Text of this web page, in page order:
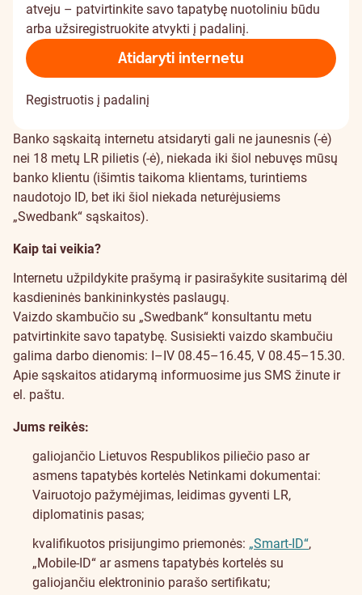
atveju – patvirtinkite savo tapatybę nuotoliniu būdu
arba užsiregistruokite atvykti į padalinį.
Atidaryti internetu
Registruotis į padalinį
Banko sąskaitą internetu atsidaryti gali ne jaunesnis (-ė)
nei 18 metų LR pilietis (-ė), niekada iki šiol nebuvęs mūsų
banko klientu (išimtis taikoma klientams, turintiems
naudotojo ID, bet iki šiol niekada neturėjusiems
„Swedbank“ sąskaitos).
Kaip tai veikia?
Internetu užpildykite prašymą ir pasirašykite susitarimą dėl
kasdieninės bankininkystės paslaugų.
Vaizdo skambučio su „Swedbank“ konsultantu metu
patvirtinkite savo tapatybę. Susisiekti vaizdo skambučiu
galima darbo dienomis: I–IV 08.45–16.45, V 08.45–15.30.
Apie sąskaitos atidarymą informuosime jus SMS žinute ir
el. paštu.
Jums reikės:
galiojančio Lietuvos Respublikos piliečio paso ar
asmens tapatybės kortelės Netinkami dokumentai:
Vairuotojo pažymėjimas, leidimas gyventi LR,
diplomatinis pasas;
kvalifikuotos prisijungimo priemonės: „Smart-ID“,
„Mobile-ID“ ar asmens tapatybės kortelės su
galiojančiu elektroninio parašo sertifikatu;